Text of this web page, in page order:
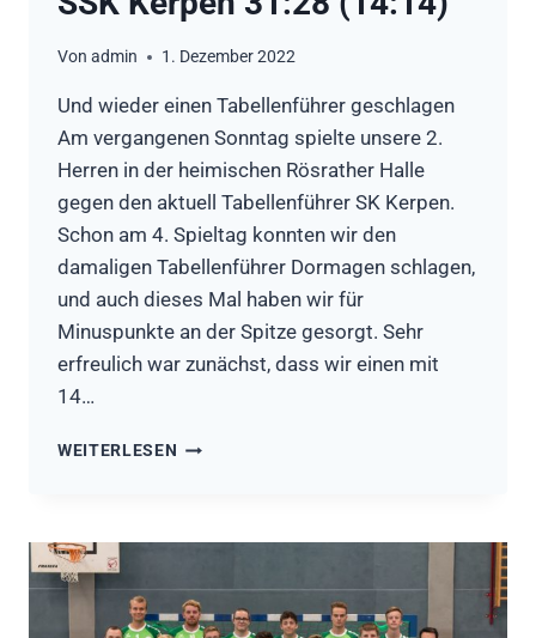
Von admin 1. Dezember 2022
Und wieder einen Tabellenführer geschlagen
Am vergangenen Sonntag spielte unsere 2.
Herren in der heimischen Rösrather Halle
gegen den aktuell Tabellenführer SK Kerpen.
Schon am 4. Spieltag konnten wir den
damaligen Tabellenführer Dormagen schlagen,
und auch dieses Mal haben wir für
Minuspunkte an der Spitze gesorgt. Sehr
erfreulich war zunächst, dass wir einen mit
14…
WEITERLESEN HSG
SSK
31:28
(14:14)